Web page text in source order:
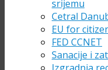
srijemu
Cetral
EU for
FED CCNET
Sanacije i